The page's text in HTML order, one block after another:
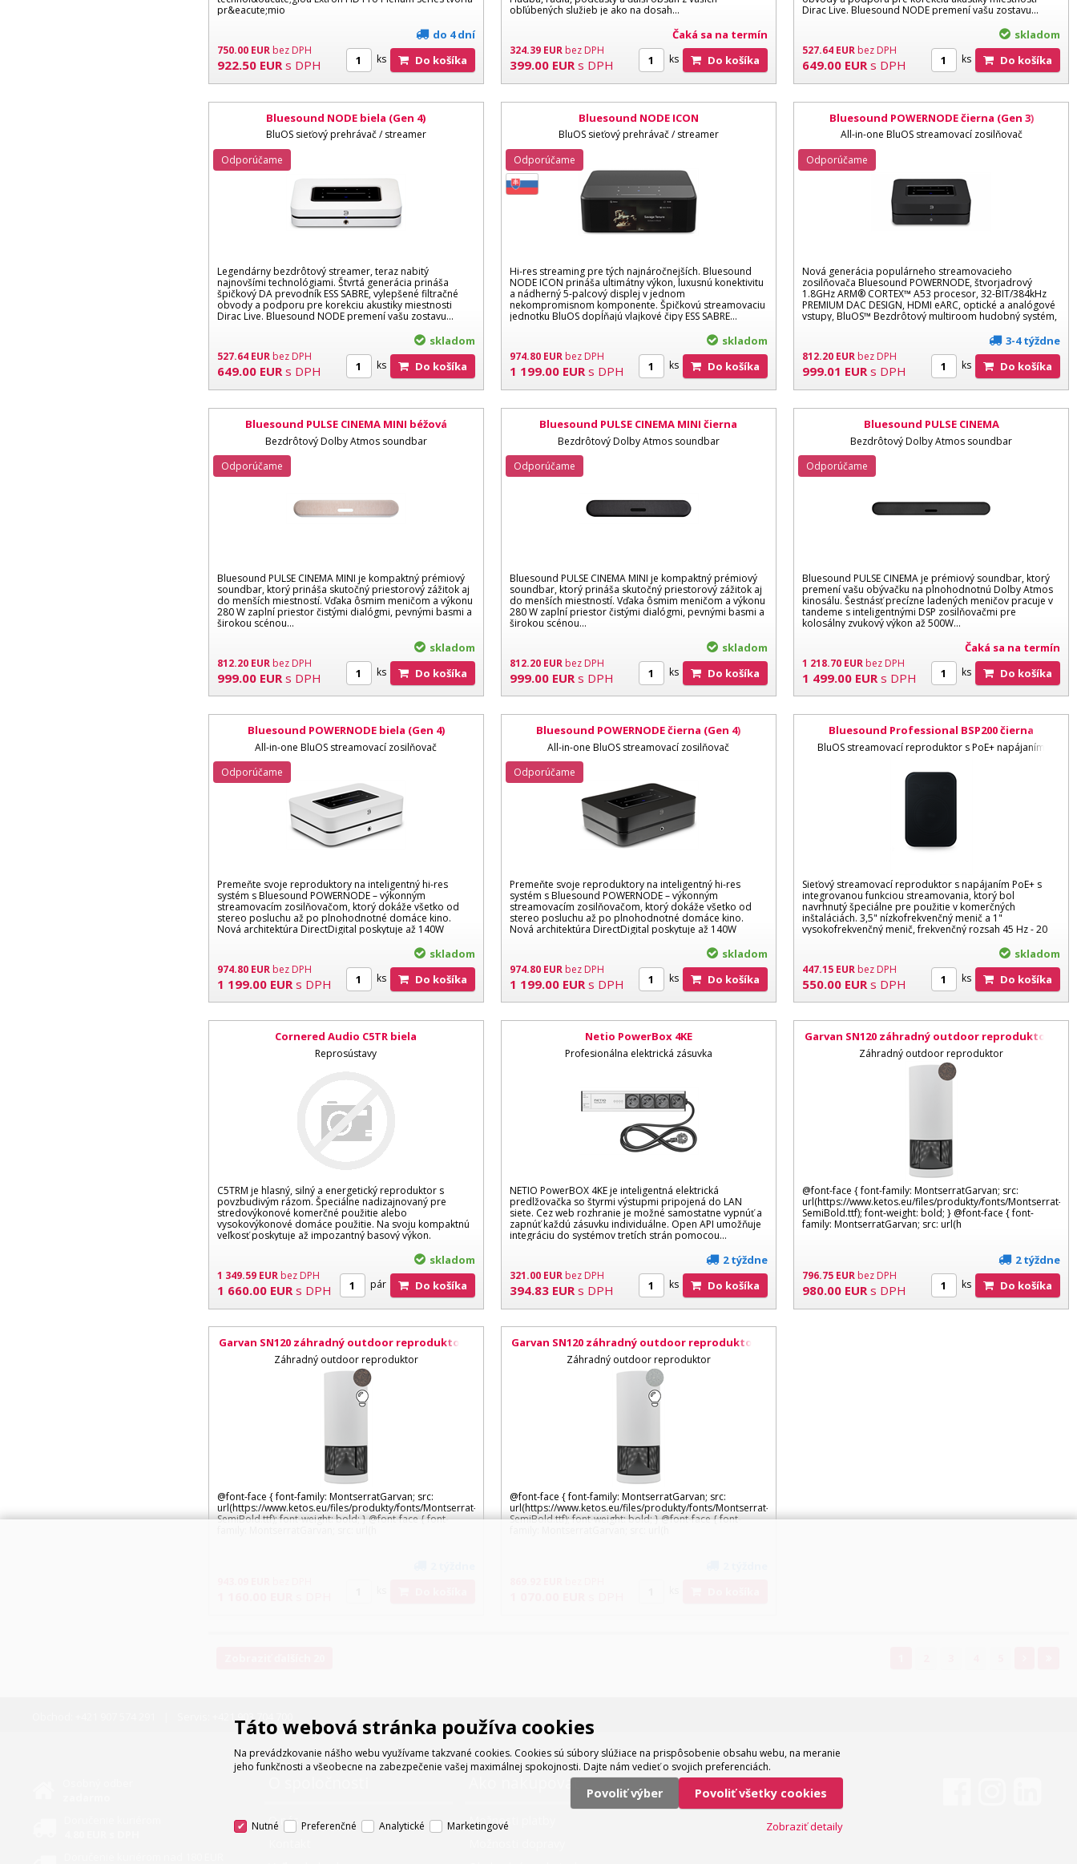
pr&eacute;mio
750.00 EURbez DPH
922.50 EUR s DPH
do 4 dní
ks Do košíka
obľúbených služieb je ako na dosah…
324.39 EURbez DPH
399.00 EUR s DPH
Čaká sa na termín
ks Do košíka
Dirac Live. Bluesound NODE premení vašu zostavu...
527.64 EURbez DPH
649.00 EUR s DPH
skladom
ks Do košíka
Bluesound NODE biela (Gen 4)
BluOS sieťový prehrávač / streamer
Legendárny bezdrôtový streamer, teraz nabitý
najnovšími technológiami. Štvrtá generácia prináša
špičkový DA prevodník ESS SABRE, vylepšené filtračné
obvody a podporu pre korekciu akustiky miestnosti
Dirac Live. Bluesound NODE premení vašu zostavu...
527.64 EUR bez DPH
649.00 EUR s DPH
Odporúčame
skladom
ks Do košíka
Bluesound NODE ICON
BluOS sieťový prehrávač / streamer
Hi-res streaming pre tých najnáročnejších. Bluesound
NODE ICON prináša ultimátny výkon, luxusnú konektivitu
a nádherný 5-palcový displej v jednom
nekompromisnom komponente. Špičkovú streamovaciu
jednotku BluOS dopĺňajú vlajkové čipy ESS SABRE…
974.80 EUR bez DPH
1 199.00 EUR s DPH
Odporúčame
skladom
ks Do košíka
Bluesound POWERNODE čierna (Gen 3)
All-in-one BluOS streamovací zosilňovač
Nová generácia populárneho streamovacieho
zosilňovača Bluesound POWERNODE, štvorjadrový
1.8GHz ARM® CORTEX™ A53 procesor, 32-BIT/384kHz
PREMIUM DAC DESIGN, HDMI eARC, optické a analógové
vstupy, BluOS™ Bezdrôtový multiroom hudobný systém,
812.20 EUR bez DPH
999.01 EUR s DPH
Odporúčame
3-4 týždne
ks Do košíka
Bluesound PULSE CINEMA MINI béžová
Bezdrôtový Dolby Atmos soundbar
Bluesound PULSE CINEMA MINI je kompaktný prémiový
soundbar, ktorý prináša skutočný priestorový zážitok aj
do menších miestností. Vďaka ôsmim meničom a výkonu
280 W zaplní priestor čistými dialógmi, pevnými basmi a
širokou scénou...
812.20 EURbez DPH
999.00 EUR s DPH
Odporúčame
skladom
ks Do košíka
Bluesound PULSE CINEMA MINI čierna
Bezdrôtový Dolby Atmos soundbar
Bluesound PULSE CINEMA MINI je kompaktný prémiový
soundbar, ktorý prináša skutočný priestorový zážitok aj
do menších miestností. Vďaka ôsmim meničom a výkonu
280 W zaplní priestor čistými dialógmi, pevnými basmi a
širokou scénou...
812.20 EURbez DPH
999.00 EUR s DPH
Odporúčame
skladom
ks Do košíka
Bluesound PULSE CINEMA
Bezdrôtový Dolby Atmos soundbar
Bluesound PULSE CINEMA je prémiový soundbar, ktorý
premení vašu obývačku na plnohodnotnú Dolby Atmos
kinosálu. Šestnásť precízne ladených meničov pracuje v
tandeme s inteligentnými DSP zosilňovačmi pre
kolosálny zvukový výkon až 500W...
1 218.70 EURbez DPH
1 499.00 EUR s DPH
Odporúčame
Čaká sa na termín
ks Do košíka
Bluesound POWERNODE biela (Gen 4)
All-in-one BluOS streamovací zosilňovač
Premeňte svoje reproduktory na inteligentný hi-res
systém s Bluesound POWERNODE – výkonným
streamovacím zosilňovačom, ktorý dokáže všetko od
stereo posluchu až po plnohodnotné domáce kino.
Nová architektúra DirectDigital poskytuje až 140W
974.80 EURbez DPH
1 199.00 EUR s DPH
Odporúčame
skladom
ks Do košíka
Bluesound POWERNODE čierna (Gen 4)
All-in-one BluOS streamovací zosilňovač
Premeňte svoje reproduktory na inteligentný hi-res
systém s Bluesound POWERNODE – výkonným
streamovacím zosilňovačom, ktorý dokáže všetko od
stereo posluchu až po plnohodnotné domáce kino.
Nová architektúra DirectDigital poskytuje až 140W
974.80 EURbez DPH
1 199.00 EUR s DPH
Odporúčame
skladom
ks Do košíka
Bluesound Professional BSP200 čierna
BluOS streamovací reproduktor s PoE+ napájaním
Sieťový streamovací reproduktor s napájaním PoE+ s
integrovanou funkciou streamovania, ktorý bol
navrhnutý špeciálne pre použitie v komerčných
inštaláciách. 3,5" nízkofrekvenčný menič a 1"
vysokofrekvenčný menič, frekvenčný rozsah 45 Hz - 20
447.15 EURbez DPH
550.00 EUR s DPH
skladom
ks Do košíka
Cornered Audio C5TR biela
Reprosústavy
C5TRM je hlasný, silný a energetický reproduktor s
povzbudivým rázom. Špeciálne nadizajnovaný pre
stredovýkonové komerčné použitie alebo
vysokovýkonové domáce použitie. Na svoju kompaktnú
veľkosť poskytuje až impozantný basový výkon.
1 349.59 EURbez DPH
1 660.00 EUR s DPH
skladom
pár Do košíka
Netio PowerBox 4KE
Profesionálna elektrická zásuvka
NETIO PowerBOX 4KE je inteligentná elektrická
predlžovačka so štyrmi výstupmi pripojená do LAN
siete. Cez web rozhranie je možné samostatne vypnúť a
zapnúť každú zásuvku individuálne. Open API umožňuje
integráciu do systémov tretích strán pomocou...
321.00 EURbez DPH
394.83 EUR s DPH
2 týždne
ks Do košíka
Garvan SN120 záhradný outdoor reproduktor s
LED lampou, Corten efekt
Záhradný outdoor reproduktor
@font-face { font-family: MontserratGarvan; src:
url(https://www.ketos.eu/files/produkty/fonts/Montserrat-
SemiBold.ttf); font-weight: bold; } @font-face { font-
family: MontserratGarvan; src: url(h
796.75 EURbez DPH
980.00 EUR s DPH
2 týždne
ks Do košíka
Garvan SN120 záhradný outdoor reproduktor s
LED lampou, Corten efekt
Záhradný outdoor reproduktor
@font-face { font-family: MontserratGarvan; src:
url(https://www.ketos.eu/files/produkty/fonts/Montserrat-
SemiBold.ttf); font-weight: bold; } @font-face { font-
Garvan SN120 záhradný outdoor reproduktor s
bielou LED lampou, šedá
Záhradný outdoor reproduktor
@font-face { font-family: MontserratGarvan; src:
url(https://www.ketos.eu/files/produkty/fonts/Montserrat-
SemiBold.ttf); font-weight: bold; } @font-face { font-
+421 903 704 700
O nás
Ako nakupovať
Možnosti platby
Táto webová stránka používa cookies
Na prevádzkovanie nášho webu využívame takzvané cookies. Cookies sú súbory slúžiace na prispôsobenie obsahu webu, na meranie
jeho funkčnosti a všeobecne na zabezpečenie vašej maximálnej spokojnosti. Dajte nám vedieť o svojich preferenciách.
Povoliť výber Povoliť všetky cookies
Nutné Preferenčné Analytické Marketingové Zobraziť detaily